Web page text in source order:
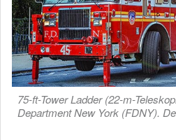
75-ft-Tower Ladder (22-m-
Department New York (FDNY).